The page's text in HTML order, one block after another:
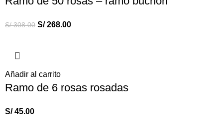
S/308.00 S/268.00
Añadir al carrito
Ramo de 6 rosas rosadas
S/45.00